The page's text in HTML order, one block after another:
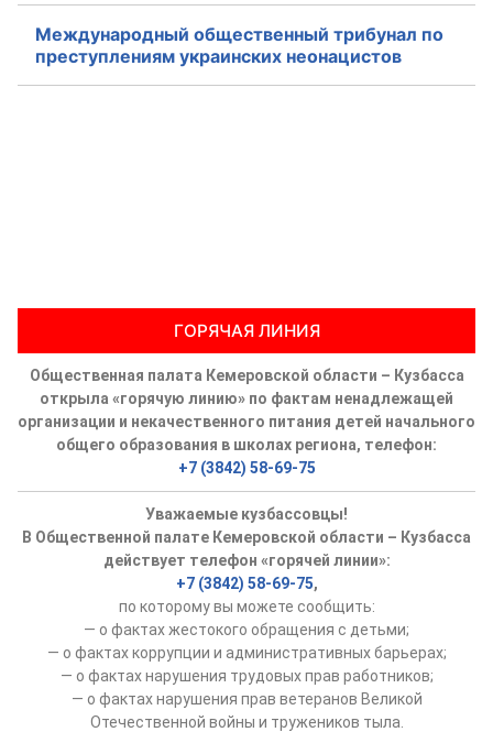
Регламент ОП КО
Кодекс этики ОП КО
УСТАВ ГКУ “АППАРАТ ОП КО”
Доходы руководителя за 2024 г.
Международный общественный трибунал по
преступлениям украинских неонацистов
ГОРЯЧАЯ ЛИНИЯ
Общественная палата Кемеровской области – Кузбасса
открыла «горячую линию» по фактам ненадлежащей
организации и некачественного питания детей начального
общего образования в школах региона, телефон:
+7 (3842) 58-69-75
Уважаемые кузбассовцы!
В Общественной палате Кемеровской области – Кузбасса
действует телефон «горячей линии»:
+7 (3842) 58-69-75,
по которому вы можете сообщить:
— о фактах жестокого обращения с детьми;
— о фактах коррупции и административных барьерах;
— о фактах нарушения трудовых прав работников;
— о фактах нарушения прав ветеранов Великой
Отечественной войны и тружеников тыла.